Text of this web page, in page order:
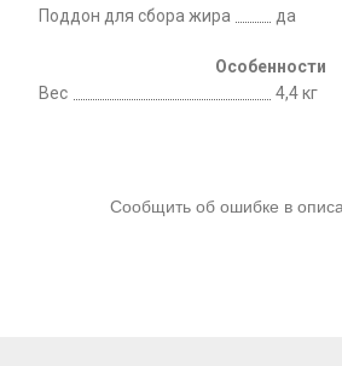
Поддон для сбора жира
да
Особенности
Вес
4,4 кг
Сообщить об ошибке в